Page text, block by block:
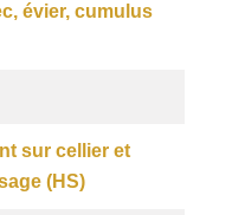
évier, cumulus
sur cellier et
(HS)